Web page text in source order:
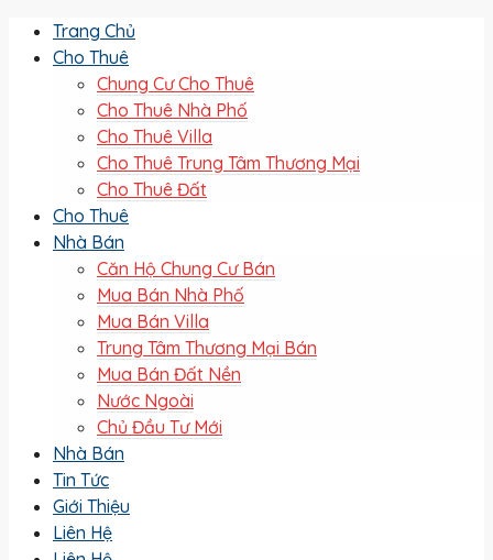
Trang Chủ
Cho Thuê
Chung Cư Cho Thuê
Cho Thuê Nhà Phố
Cho Thuê Villa
Cho Thuê Trung Tâm Thương Mại
Cho Thuê Đất
Cho Thuê
Nhà Bán
Căn Hộ Chung Cư Bán
Mua Bán Nhà Phố
Mua Bán Villa
Trung Tâm Thương Mại Bán
Mua Bán Đất Nền
Nước Ngoài
Chủ Đầu Tư Mới
Nhà Bán
Tin Tức
Giới Thiệu
Liên Hệ